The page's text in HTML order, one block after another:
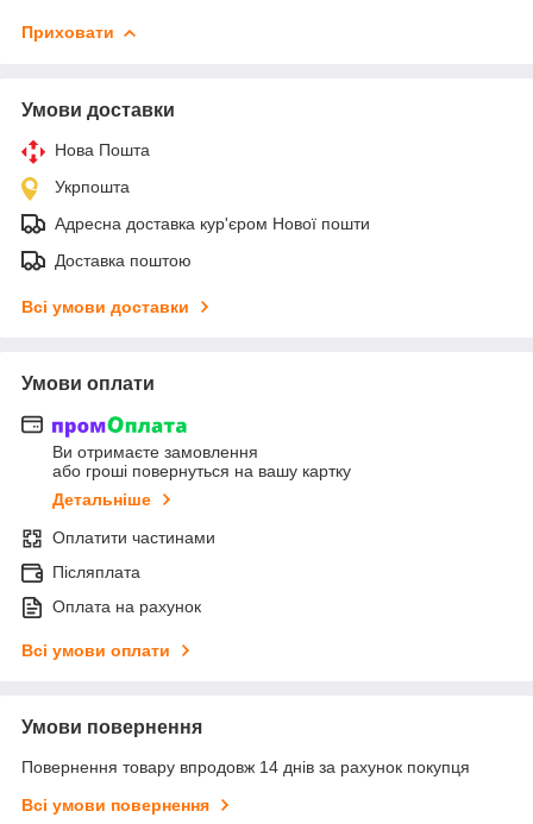
Приховати
Умови доставки
Нова Пошта
Укрпошта
Адресна доставка кур'єром Нової пошти
Доставка поштою
Всі умови доставки
Умови оплати
Ви отримаєте замовлення
або гроші повернуться на вашу картку
Детальніше
Оплатити частинами
Післяплата
Оплата на рахунок
Всі умови оплати
Умови повернення
Повернення товару впродовж 14 днів за рахунок покупця
Всі умови повернення